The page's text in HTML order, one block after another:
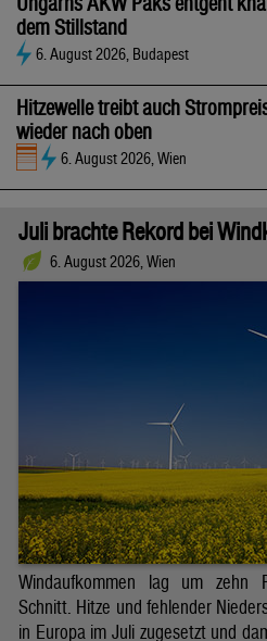
dem Stillstand
6. August 2026, Budapest
Hitzewelle treibt auch
wieder nach oben
6. August 2026, Wien
Juli brachte Rekord bei
6. August 2026, Wien
Windaufkommen lag um zehn
Schnitt. Hitze und fehlender
in Europa im Juli zugesetzt und